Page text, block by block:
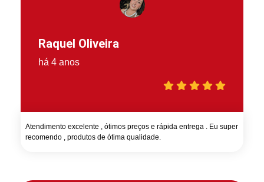
Raquel Oliveira
há 4 anos
Atendimento excelente , ótimos preços e rápida entrega . Eu super
recomendo , produtos de ótima qualidade.